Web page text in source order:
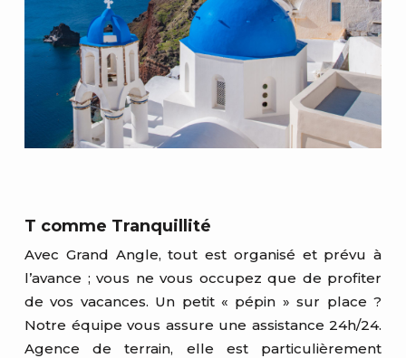
T comme Tranquillité
Avec Grand Angle, tout est organisé et prévu à
l’avance ; vous ne vous occupez que de profiter
de vos vacances. Un petit « pépin » sur place ?
Notre équipe vous assure une assistance 24h/24.
Agence de terrain, elle est particulièrement